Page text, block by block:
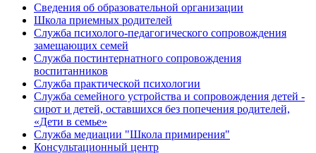
Сведения об образовательной организации
Школа приемных родителей
Служба психолого-педагогического сопровождения
замещающих семей
Cлужба постинтернатного сопровождения
воспитанников
Служба практической психологии
Служба семейного устройства и сопровождения детей -
сирот и детей, оставшихся без попечения родителей,
«Дети в семье»
Служба медиации "Школа примирения"
Консультационный центр